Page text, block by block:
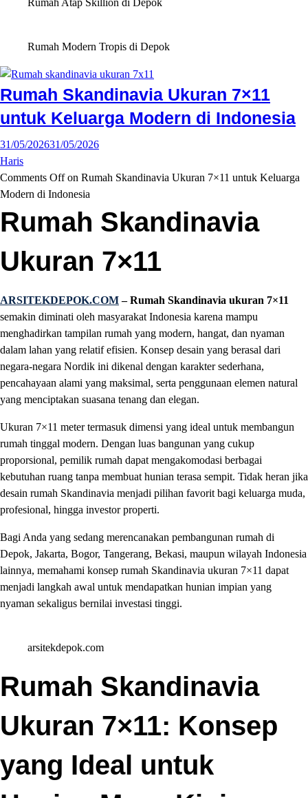
Rumah Atap Skillion di Depok
Rumah Modern Tropis di Depok
Rumah Skandinavia Ukuran 7×11
untuk Keluarga Modern di Indonesia
31/05/202631/05/2026
Haris
Comments Offon Rumah Skandinavia Ukuran 7×11 untuk Keluarga
Modern di Indonesia
Rumah Skandinavia
Ukuran 7×11
ARSITEKDEPOK.COM– Rumah Skandinavia ukuran 7×11
semakin diminati oleh masyarakat Indonesia karena mampu
menghadirkan tampilan rumah yang modern, hangat, dan nyaman
dalam lahan yang relatif efisien. Konsep desain yang berasal dari
negara-negara Nordik ini dikenal dengan karakter sederhana,
pencahayaan alami yang maksimal, serta penggunaan elemen natural
yang menciptakan suasana tenang dan elegan.
Ukuran 7×11 meter termasuk dimensi yang ideal untuk membangun
rumah tinggal modern. Dengan luas bangunan yang cukup
proporsional, pemilik rumah dapat mengakomodasi berbagai
kebutuhan ruang tanpa membuat hunian terasa sempit. Tidak heran jika
desain rumah Skandinavia menjadi pilihan favorit bagi keluarga muda,
profesional, hingga investor properti.
Bagi Anda yang sedang merencanakan pembangunan rumah di
Depok, Jakarta, Bogor, Tangerang, Bekasi, maupun wilayah Indonesia
lainnya, memahami konsep rumah Skandinavia ukuran 7×11 dapat
menjadi langkah awal untuk mendapatkan hunian impian yang
nyaman sekaligus bernilai investasi tinggi.
arsitekdepok.com
Rumah Skandinavia
Ukuran 7×11: Konsep
yang Ideal untuk